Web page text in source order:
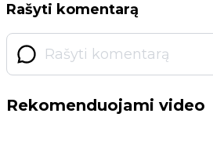
Rašyti komentarą
Rekomenduojami video